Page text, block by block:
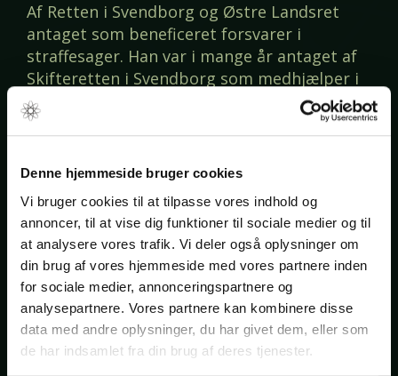
Denne hjemmeside bruger cookies
Vi bruger cookies til at tilpasse vores indhold og
annoncer, til at vise dig funktioner til sociale medier og til
at analysere vores trafik. Vi deler også oplysninger om
din brug af vores hjemmeside med vores partnere inden
for sociale medier, annonceringspartnere og
analysepartnere. Vores partnere kan kombinere disse
data med andre oplysninger, du har givet dem, eller som
de har indsamlet fra din brug af deres tjenester.
Af Retten i Svendborg og Østre Landsret
antaget som beneficeret forsvarer i
straffesager. Han var i mange år antaget af
Skifteretten i Svendborg som medhjælper i
sager om gældssanering og var en del af
Gældsstyrelsens advokatpanel.
Erhvervsret, herunder selskabsret
Retssager og voldgift
Insolvens (konkurs, rekonstruktion,
gældssanering mv.)
Fast ejendom, herunder entreprise
Arveret og dødsboer
Straffesager